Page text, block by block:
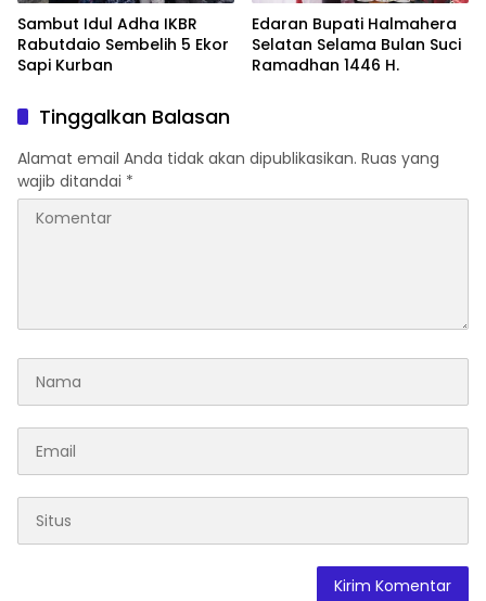
Sambut Idul Adha IKBR
Rabutdaio Sembelih 5 Ekor
Sapi Kurban
Edaran Bupati Halmahera
Selatan Selama Bulan Suci
Ramadhan 1446 H.
Tinggalkan Balasan
Alamat email Anda tidak akan dipublikasikan. Ruas yang
wajib ditandai *